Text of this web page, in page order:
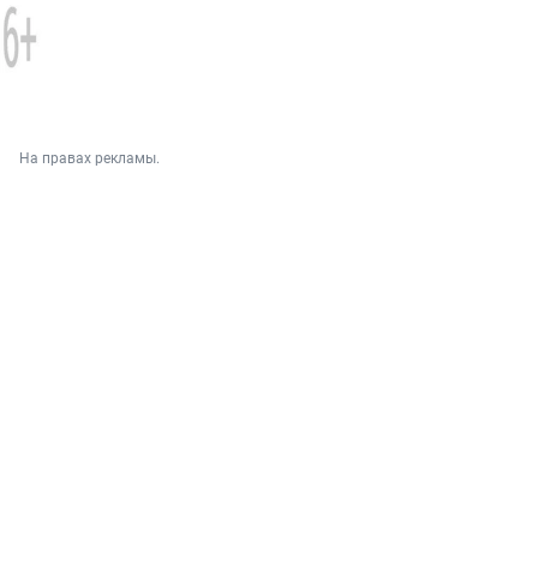
На правах рекламы.